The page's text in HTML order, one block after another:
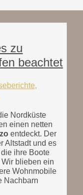
zu
beachtet
,
Nordküste
einen netten
entdeckt. Der
Altstadt und es
ihre Boote
blieben ein
Wohnmobile
Nachbarn